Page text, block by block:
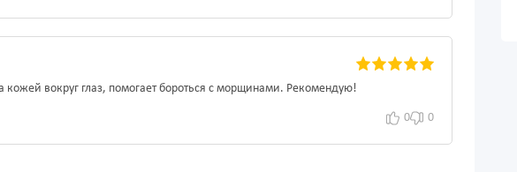
кожей вокруг глаз, помогает бороться с морщинами. Рекомендую!
0 0